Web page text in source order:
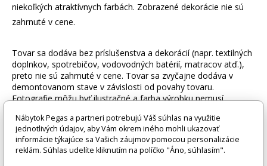
niekoľkých atraktívnych farbách. Zobrazené dekorácie nie sú
zahrnuté v cene.
Tovar sa dodáva bez príslušenstva a dekorácií (napr. textilných
doplnkov, spotrebičov, vodovodných batérií, matracov atď.),
preto nie sú zahrnuté v cene. Tovar sa zvyčajne dodáva v
demontovanom stave v závislosti od povahy tovaru.
Fotografie môžu byť ilustračné a farba výrobku nemusí
prevodu do elektronickej podoby. V prípade akýchkoľvek
nejasností alebo otázok kontaktujte naše klientske centrum:
pegas@nabytok-pegas.sk , alebo zavolajte na číslo 940 499
552 .
Nábytok Pegas a partneri potrebujú Váš súhlas na využitie
jednotlivých údajov, aby Vám okrem iného mohli ukazovať
informácie týkajúce sa Vašich záujmov pomocou personalizácie
reklám. Súhlas udelíte kliknutím na políčko "Áno, súhlasím".